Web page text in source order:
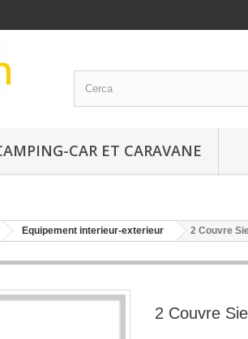
CAR ET CARAVANE
Equipement interieur-exterieur 2 Couvre
2 Couvre